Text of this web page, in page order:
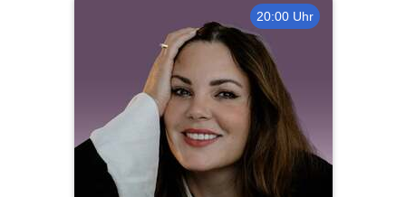
20:00 Uhr